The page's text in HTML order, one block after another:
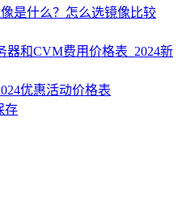
是什么？怎么选镜像比较
器和CVM费用价格表_2024新
优惠活动价格表
存